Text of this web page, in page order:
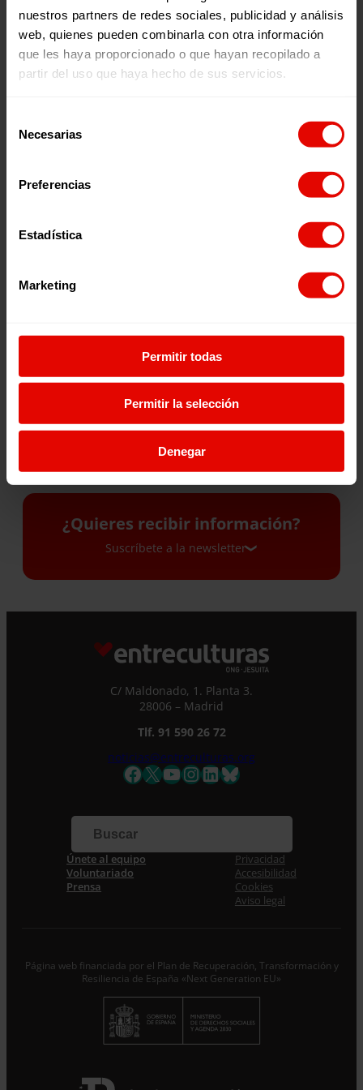
nuestros partners de redes sociales, publicidad y análisis
web, quienes pueden combinarla con otra información
que les haya proporcionado o que hayan recopilado a
partir del uso que haya hecho de sus servicios.
Necesarias
Preferencias
Estadística
Marketing
Permitir todas
Permitir la selección
Denegar
los países y causas en torno a las que trabajamos y con el
que buscamos crear un espacio de reflexión y debate con
testimonios y voces en primera persona. Los programas
se emiten todos los jueves en nuestro canal deYoutube
enSpotify Ivoox , y en Apple Podcast
EBBABA HAMEIDA: «A LOS
SALVAR LA CALIDAD, LA
PROFUNDIDAD Y LAS
2 julio 2026
“LA ECONOMÍA SOCIAL
INTENTA PONER A LAS
PERSONAS EN EL CENTRO Y
ESTO CONDICIONA TODO LO
24 junio 2026
¿Quieres recibir información?
Suscríbete a la newsletter
Si quieres recibir nuestra newsletter mensual
y los correos puntuales en los que te
ofrecemos información, no dejes de completar
este formulario. Al instante, te daremos de
al tanto de todas las novedades.
Correo electrónico *
Acepto la Política de Privacidad*
Desde ENTRECULTURAS FE Y ALEGRÍA ESPAÑA
Suscribirme
C/ Maldonado, 1. Planta 3.
28006 – Madrid
Tlf. 91 590 26 72
noticias@entreculturas.org
Facebook
X YouTube
Instagram
LinkedIn
Bluesky
Únete al equipo
Voluntariado
Prensa
Privacidad
Accesibilidad
Cookies
Aviso legal
Página web financiada por el Plan de Recuperación, Transformación y
Resiliencia de España «Next Generation EU»